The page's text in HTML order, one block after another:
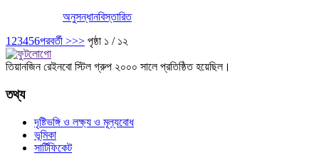
অনুসন্ধানবিস্তারিত
1 23456পরবর্তী >>> পৃষ্ঠা ১ / ১২
তিয়ানজিন রেইনবো স্টিল গ্রুপ ২০০০ সালে প্রতিষ্ঠিত হয়েছিল।
তথ্য
দৃষ্টিভঙ্গি ও লক্ষ্য ও মূল্যবোধ
ভূমিকা
সার্টিফিকেট